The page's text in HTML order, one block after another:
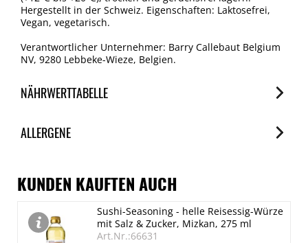
Hergestellt in der Schweiz. Eigenschaften: Laktosefrei,
Vegan, vegetarisch.
Verantwortlicher Unternehmer: Barry Callebaut Belgium
NV, 9280 Lebbeke-Wieze, Belgien.
NÄHRWERTTABELLE
je 100g
Fett
4.8 g
davon gesättigte Fettsäuren
ALLERGENE
Spuren / Enthalten
Glutenhaltige Getreide
Spuren
Schalenfrüchte
KUNDEN KAUFTEN AUCH
Sushi-Seasoning - helle Reisessig-Würze
mit Salz & Zucker, Mizkan, 275 ml
Art.Nr.:66631